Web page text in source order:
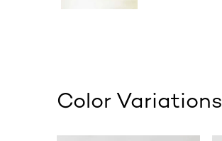
Color Variations